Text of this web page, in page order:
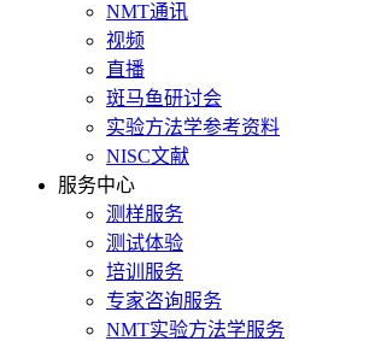
NMT通讯
视频
直播
斑马鱼研讨会
实验方法学参考资料
NISC文献
服务中心
测样服务
测试体验
培训服务
专家咨询服务
NMT实验方法学服务